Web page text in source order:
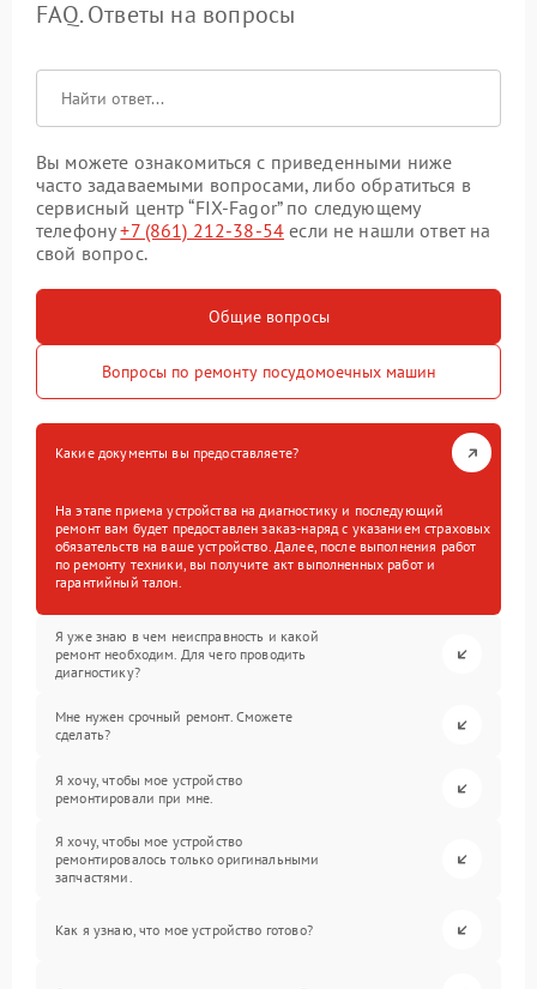
FAQ. Ответы на вопросы
Вы можете ознакомиться с приведенными ниже
часто задаваемыми вопросами, либо обратиться в
сервисный центр “FIX-Fagor” по следующему
телефону+7 (861) 212-38-54 если не нашли ответ на
свой вопрос.
Общие вопросы
Вопросы по ремонту посудомоечных машин
Какие документы вы предоставляете?
На этапе приема устройства на диагностику и последующий
ремонт вам будет предоставлен заказ-наряд с указанием страховых
обязательств на ваше устройство. Далее, после выполнения работ
по ремонту техники, вы получите акт выполненных работ и
гарантийный талон.
Я уже знаю в чем неисправность и какой
ремонт необходим. Для чего проводить
диагностику?
Мне нужен срочный ремонт. Сможете
сделать?
Я хочу, чтобы мое устройство
ремонтировали при мне.
Я хочу, чтобы мое устройство
ремонтировалось только оригинальными
запчастями.
Как я узнаю, что мое устройство готово?